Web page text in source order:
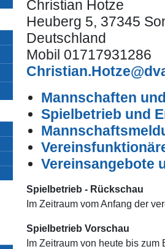
Christian Hotze
Heuberg 5, 37345
Deutschland
Mobil 01717931286
Mannschaften
Spielbetrieb und
Vereinsangebote
Spielbetrieb - Rückschau
Im Zeitraum vom Anfang der
Spielbetrieb Vorschau
Im Zeitraum von heute bis